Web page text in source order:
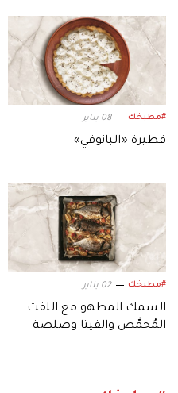
#مطبخك 08 يناير
فطيرة «البانوفي»
#مطبخك 02 يناير
السمك المطهو مع اللفت
المُحمَّص والفيتا وصلصة